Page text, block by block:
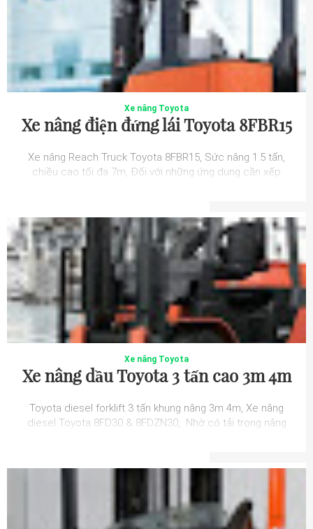
Xe nâng Toyota
Xe nâng điện đứng lái Toyota 8FBR15
Xe nâng Reach Truck Toyota 8FBR15, Sức nâng 1.5 tấn,
chiều cao tối đa 7m, Đối với những ứng dụng cần xếp
Xe nâng Toyota
Xe nâng dầu Toyota 3 tấn cao 3m 4m
Toyota diesel forklift 3 tấn khung nâng 3m 4m, Xe nâng
diesel Toyota 8FD30 & 8FDZN30, Nhờ có tải trọng nâng